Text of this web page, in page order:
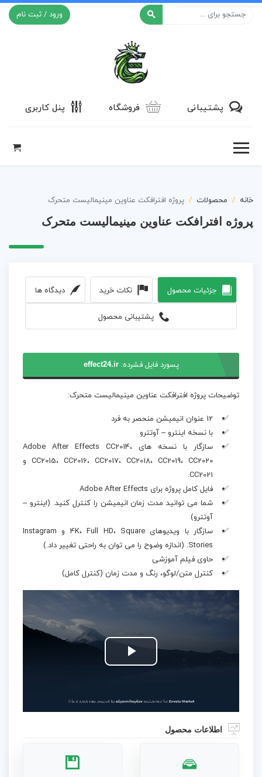
ورود / ثبت نام
پشتیبانی فروشگاه پنل کاربری
خانه محصولات پروژه افترافکت عناوین مینیمالیست متحرک
پروژه افترافکت عناوین مینیمالیست متحرک
جزئیات محصول نکات خرید دیدگاه ها
پشتیبانی محصول
پسورد فایل فشرده:effect24.ir
توضیحات پروژه افترافکت عناوین مینیمالیست متحرک:
12 عنوان انیمیشن منحصر به فرد
با نسخه اینترو – آوتترو
سازگار با نسخه های Adobe After Effects CC2014،
CC2015، CC2016، CC2017، CC2018، CC2019، CC2020 و
CC2021.
فایل کامل پروژه برای Adobe After Effects
شما می توانید مدت زمان انیمیشن را کنترل کنید. (اینترو –
آوتترو)
سازگار با ویدیوهای 4K، Full HD، Square و Instagram
Stories. (اندازه وضوح را می توان به راحتی تغییر داد.)
حاوی فیلم آموزشی
کنترل متن/لوگو، رنگ و مدت زمان (کنترل کامل)
Play
اطلاعات محصول